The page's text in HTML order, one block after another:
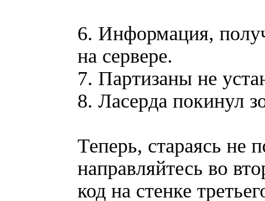
6. Информация,
на сервере.
7. Партизаны не
8. Ласерда покинул
Теперь, стараясь не
направляйтесь во
код на стенке